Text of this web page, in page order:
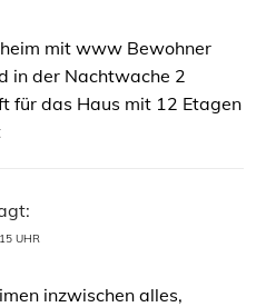
mit www Bewohner
in der Nachtwache 2
für das Haus mit 12 Etagen
UHR
inzwischen alles,